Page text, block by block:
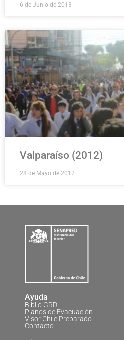
6 de Junio de 2013
Valparaíso (2012)
28 de Mayo de 2012
Ayuda
Biblio GRD
Planos de Evacuación
Visor Chile Preparado
Contacto